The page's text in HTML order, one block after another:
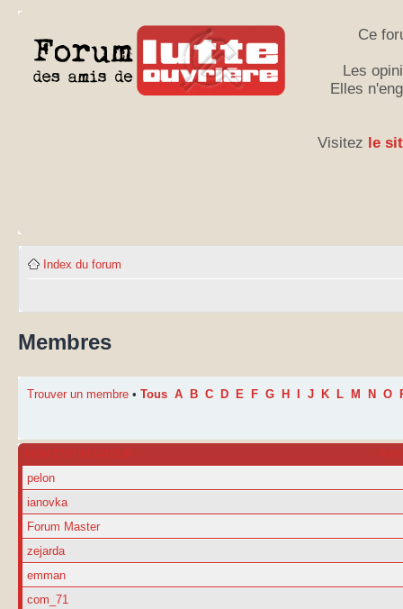
Ce
Les
Elles
Visitez le
Index du forum
Membres
Trouver un membre • Tous A B C D E F G H J K L M N O
NOM D’UTILISATEUR
pelon
ianovka
Forum Master
zejarda
emman
com_71